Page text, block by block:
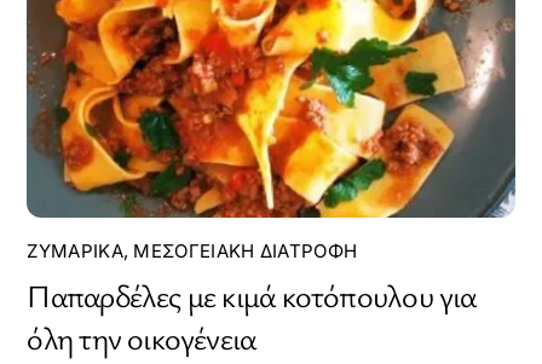
ΖΥΜΑΡΙΚΆ, ΜΕΣΟΓΕΙΑΚΉ ΔΙΑΤΡΟΦΉ
Παπαρδέλες με κιμά κοτόπουλου για
όλη την οικογένεια